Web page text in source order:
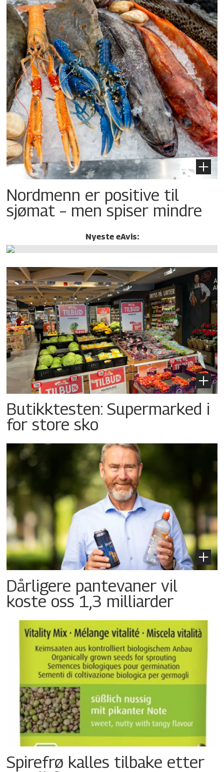
Nordmenn er positive til
sjømat – men spiser mindre
Nyeste eAvis:
Butikktesten: Supermarked i
for store sko
Dårligere pantevaner vil
koste oss 1,3 milliarder
Spirefrø kalles tilbake etter